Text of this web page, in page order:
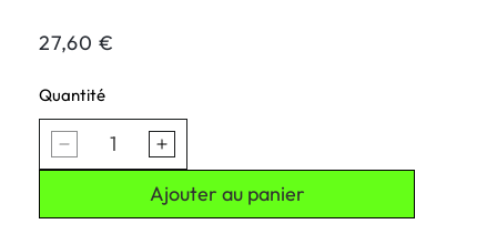
Prix
27,60 €
Quantité
Réduire
la
Headband
Augmenter
la
quantité
de
Headband
Ajouter au panier